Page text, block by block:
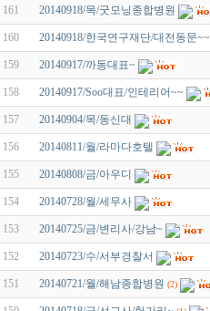
161 20140918/목/굿모닝종합병원
160 20140918/한국연구재단/대전동문~~
159 20140917/까동대표~
158 20140917/Soo대표/인테리어~~
157 20140904/목/동신대
156 20140811/월/라마다호텔
155 20140808/금/아우디
154 20140728/월/세무사
153 20140725/금/변리사/강남~
152 20140723/수/서부경찰서
151 20140721/월/해남종합병원 (2)